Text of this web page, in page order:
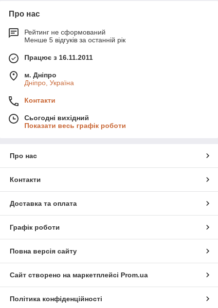
Про нас
Рейтинг не сформований
Менше 5 відгуків за останній рік
Працює з 16.11.2011
м. Дніпро
Дніпро, Україна
Контакти
Сьогодні вихідний
Показати весь графік роботи
Про нас
Контакти
Доставка та оплата
Графік роботи
Повна версія сайту
Сайт створено на маркетплейсі Prom.ua
Політика конфіденційності